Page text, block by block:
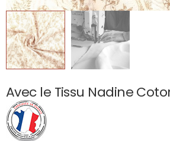
Avec le Tissu Nadine